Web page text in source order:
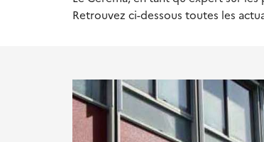
Retrouvez ci-dessous toutes les